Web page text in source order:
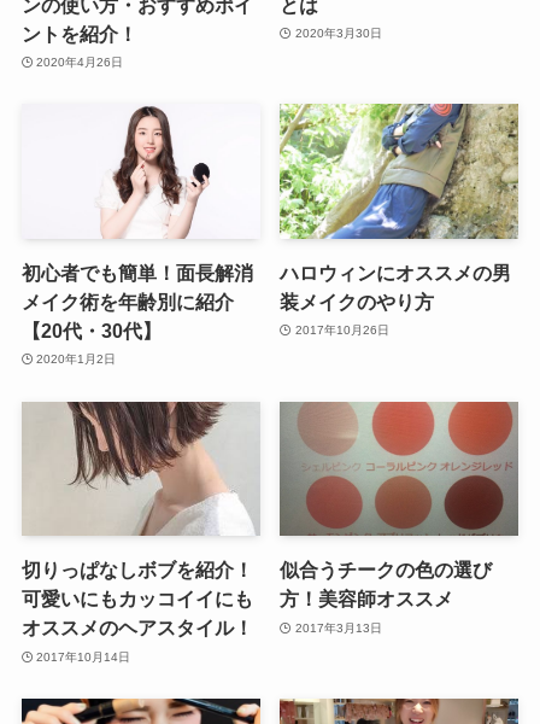
ンの使い方・おすすめポイ
ントを紹介！
2020年4月26日
とは
2020年3月30日
初心者でも簡単！面長解消
メイク術を年齢別に紹介
【20代・30代】
2020年1月2日
ハロウィンにオススメの男
装メイクのやり方
2017年10月26日
切りっぱなしボブを紹介！
可愛いにもカッコイイにも
オススメのヘアスタイル！
2017年10月14日
似合うチークの色の選び
方！美容師オススメ
2017年3月13日